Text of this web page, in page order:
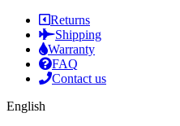
Returns
Shipping
Warranty
FAQ
Contact us
English